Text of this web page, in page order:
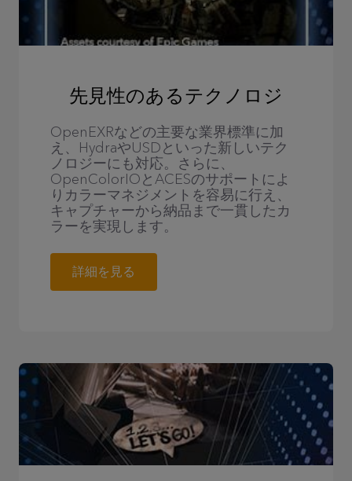
先見性のあるテクノロジ
OpenEXRなどの主要な業界標準に加
え、HydraやUSDといった新しいテク
ノロジーにも対応。さらに、
OpenColorIOとACESのサポートによ
りカラーマネジメントを容易に行え、
キャプチャーから納品まで一貫したカ
ラーを実現します。
詳細を見る